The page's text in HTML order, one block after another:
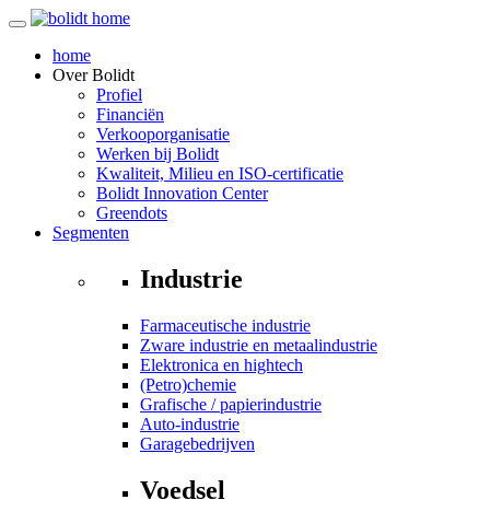
home
OverBolidt
Profiel
Financiën
Verkooporganisatie
Werken bij Bolidt
Kwaliteit, Milieu en ISO-certificatie
Bolidt Innovation Center
Greendots
Segmenten
Industrie
Farmaceutische industrie
Zware industrie en metaalindustrie
Elektronica en hightech
(Petro)chemie
Grafische / papierindustrie
Auto-industrie
Garagebedrijven
Voedsel